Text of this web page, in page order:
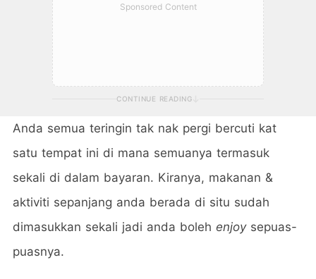
Sponsored Content
CONTINUE READING
Anda semua teringin tak nak pergi bercuti kat
satu tempat ini di mana semuanya termasuk
sekali di dalam bayaran. Kiranya, makanan &
aktiviti sepanjang anda berada di situ sudah
dimasukkan sekali jadi anda boleh enjoysepuas-
puasnya.